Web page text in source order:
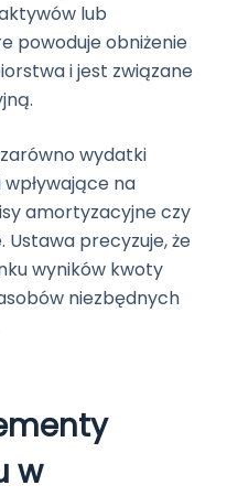
lub
powoduje obniżenie
i jest związane
wydatki
na
amortyzacyjne czy
Ustawa precyzuje, że
wyników kwoty
niezbędnych
w